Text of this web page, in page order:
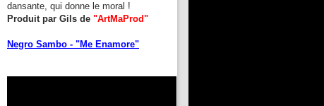
dansante, qui donne le moral !
Produit par Gils de "ArtMaProd"
Negro Sambo - "Me Enamore"